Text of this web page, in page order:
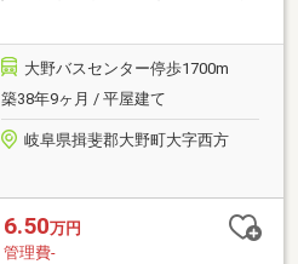
大野バスセンター停歩1700m
築38年9ヶ月 / 平屋建て
岐阜県揖斐郡大野町大字西方
6.50万円
管理費-